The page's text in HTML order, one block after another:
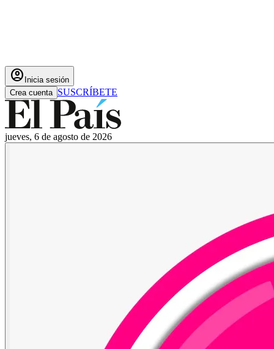
account_circle Inicia sesión
Crea cuenta SUSCRÍBETE
jueves, 6 de agosto de 2026